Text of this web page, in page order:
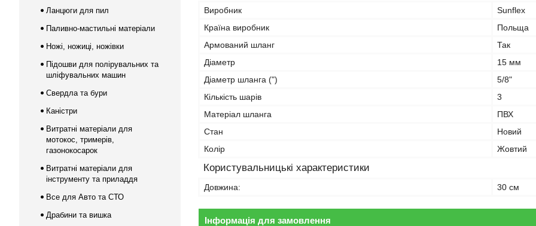
Виробник
Sunflex
Країна виробник
Польща
Армований шланг
Так
Діаметр
15 мм
Діаметр шланга (")
5/8"
Кількість шарів
3
Матеріал шланга
ПВХ
Стан
Новий
Колір
Жовтий
Користувальницькі характеристики
Довжина: 30 см
Інформація для замовлення
Ланцюги для пил
Паливно-мастильні матеріали
Ножі, ножиці, ножівки
Підошви для полірувальних та
шліфувальних машин
Свердла та бури
Каністри
Витратні матеріали для
мотокос, тримерів,
газонокосарок
Витратні матеріали для
інструменту та приладдя
Все для Авто та СТО
Драбини та вишка